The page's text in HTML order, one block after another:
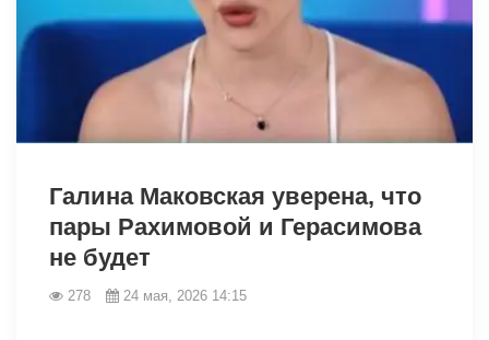
Галина Маковская уверена, что
пары Рахимовой и Герасимова
не будет
278 24 мая, 2026 14:15